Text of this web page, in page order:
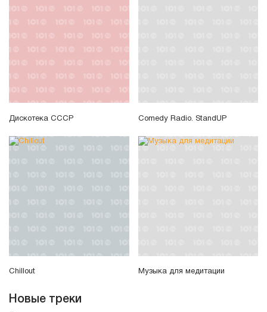
Дискотека СССР Comedy Radio. StandUP
Chillout Музыка для медитации
Новые треки